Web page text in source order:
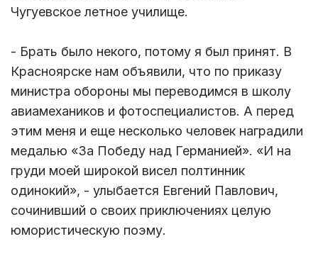
Чугуевское летное училище.
- Брать было некого, потому я был принят. В
Красноярске нам объявили, что по приказу
министра обороны мы переводимся в школу
авиамехаников и фотоспециалистов. А перед
этим меня и еще несколько человек наградили
медалью «За Победу над Германией». «И на
груди моей широкой висел полтинник
одинокий», - улыбается Евгений Павлович,
сочинивший о своих приключениях целую
юмористическую поэму.